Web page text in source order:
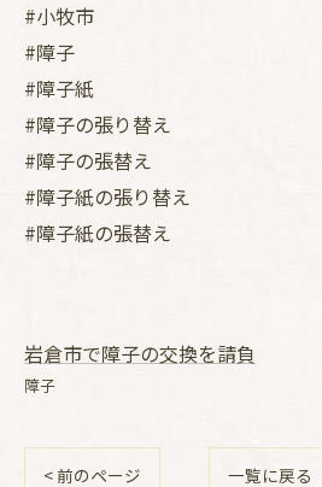
#小牧市
#障子
#障子紙
#障子の張り替え
#障子の張替え
#障子紙の張り替え
#障子紙の張替え
岩倉市で障子の交換を請負
障子
< 前のページ 一覧に戻る